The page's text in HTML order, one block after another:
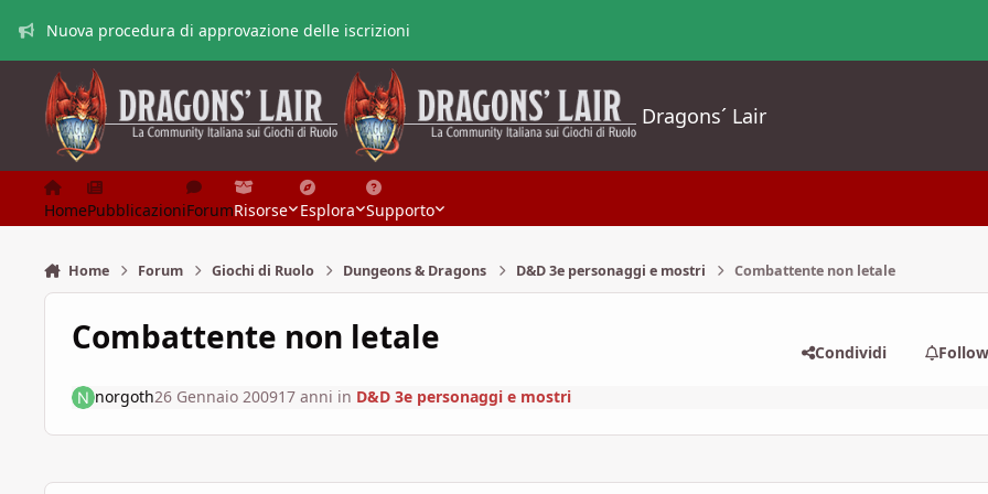
Nuova procedura di approvazione delle iscrizioni
Dragons´ Lair
HomePubblicazioniForumRisorse Esplora Supporto
Home Forum Giochi di Ruolo Dungeons & Dragons D&D 3e personaggi e mostri Combattente non letale
Combattente non letale Condividi
norgoth26 Gennaio 200917 anni in D&D 3e personaggi e mostri